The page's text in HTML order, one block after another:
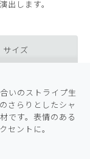
出します。
サイズ
いのストライプ生
さらりとしたシャ
です。表情のある
セントに。